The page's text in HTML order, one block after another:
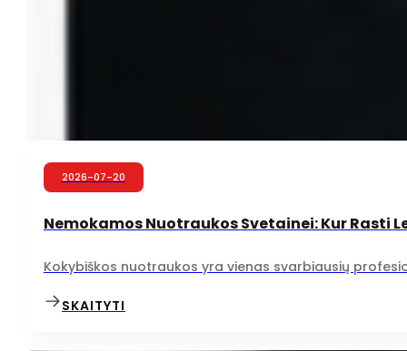
2026-07-20
Nemokamos Nuotraukos Svetainei: Kur Rasti
Kokybiškos nuotraukos yra vienas svarbiausių
SKAITYTI